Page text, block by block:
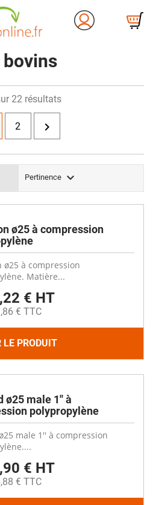
bovins
Pertinence 
22 résultats
2 
ø25 à compression
ø25 à compression
Matière...
€ HT
€ TTC
LE PRODUIT
ø25 male 1'' à
polypropylène
male 1'' à compression
€ HT
€ TTC